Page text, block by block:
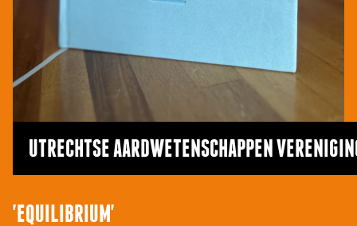
UTRECHTSE AARDWETENSCHAPPEN
'EQUILIBRIUM'